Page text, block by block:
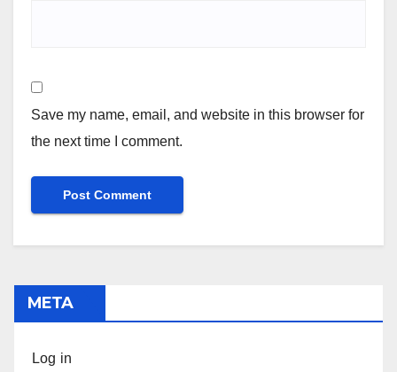
Save my name, email, and website in this browser for
the next time I comment.
META
Log in